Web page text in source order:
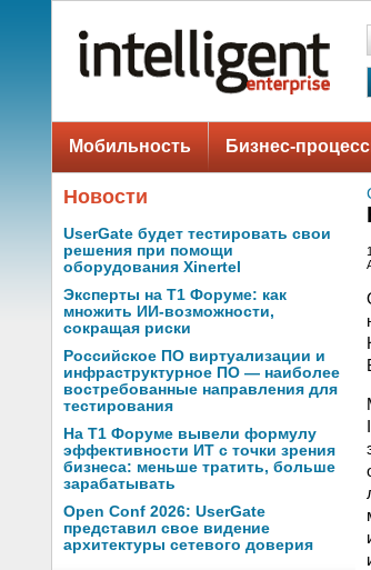
Мобильность Бизнес-
Новости
UserGate будет тестировать свои
решения при помощи
оборудования Xinertel
Эксперты на Т1 Форуме: как
множить ИИ-возможности,
сокращая риски
Российское ПО виртуализации и
инфраструктурное ПО — наиболее
востребованные направления для
тестирования
На Т1 Форуме вывели формулу
эффективности ИТ с точки зрения
бизнеса: меньше тратить, больше
зарабатывать
Open Conf 2026: UserGate
представил свое видение
архитектуры сетевого доверия